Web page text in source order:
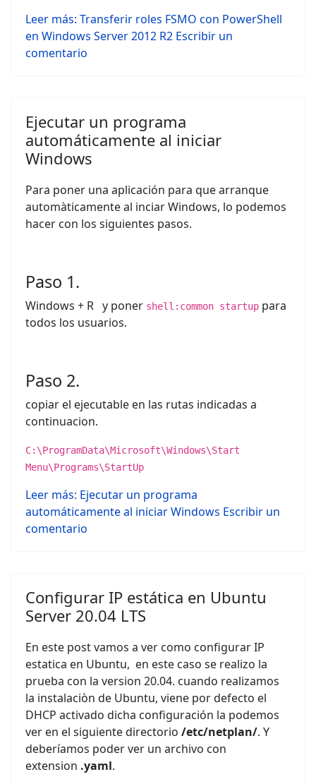
Leer más: Transferir roles FSMO con PowerShell
en Windows Server 2012 R2 Escribir un
comentario
Ejecutar un programa
automáticamente al iniciar
Windows
Para poner una aplicación para que arranque
automàticamente al inciar Windows, lo podemos
hacer con los siguientes pasos.
Paso 1.
Windows + R y poner shell:common startup para
todos los usuarios.
Paso 2.
copiar el ejecutable en las rutas indicadas a
continuacion.
C:\ProgramData\Microsoft\Windows\Start
Menu\Programs\StartUp
Leer más: Ejecutar un programa
automáticamente al iniciar Windows Escribir un
comentario
Configurar IP estática en Ubuntu
Server 20.04 LTS
En este post vamos a ver como configurar IP
estatica en Ubuntu, en este caso se realizo la
prueba con la version 20.04. cuando realizamos
la instalaciòn de Ubuntu, viene por defecto el
DHCP activado dicha configuración la podemos
ver en el siguiente directorio /etc/netplan/. Y
deberíamos poder ver un archivo con
extension .yaml.